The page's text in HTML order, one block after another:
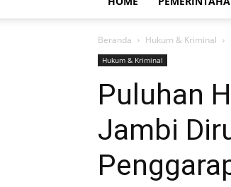
Beranda Hukum & Kriminal
Hukum & Kriminal
Puluhan
Jambi